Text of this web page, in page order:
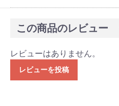
この商品のレビュー
レビューはありません。
レビューを投稿